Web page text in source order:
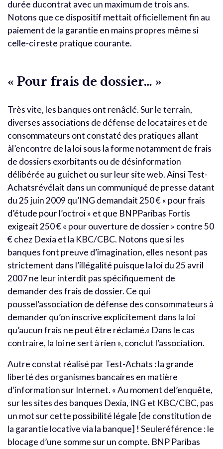
durée ducontrat avec un maximum de trois ans.
Notons que ce dispositif mettait officiellement fin au
paiement de la garantie en mains propres même si
celle-ci reste pratique courante.
« Pour frais de dossier… »
Très vite, les banques ont renâclé. Sur le terrain,
diverses associations de défense de locataires et de
consommateurs ont constaté des pratiques allant
àl’encontre de la loi sous la forme notamment de frais
de dossiers exorbitants ou de désinformation
délibérée au guichet ou sur leur site web. Ainsi Test-
Achatsrévélait dans un communiqué de presse datant
du 25 juin 2009 qu’ING demandait 250 € « pour frais
d’étude pour l’octroi » et que BNPParibas Fortis
exigeait 250 € « pour ouverture de dossier » contre 50
€ chez Dexia et la KBC/CBC. Notons que si les
banques font preuve d’imagination, elles nesont pas
strictement dans l’illégalité puisque la loi du 25 avril
2007 ne leur interdit pas spécifiquement de
demander des frais de dossier. Ce qui
poussel’association de défense des consommateurs à
demander qu’on inscrive explicitement dans la loi
qu’aucun frais ne peut être réclamé.« Dans le cas
contraire, la loi ne sert à rien », conclut l’association.
Autre constat réalisé par Test-Achats : la grande
liberté des organismes bancaires en matière
d’information sur Internet. « Au moment del’enquête,
sur les sites des banques Dexia, ING et KBC/CBC, pas
un mot sur cette possibilité légale [de constitution de
la garantie locative via la banque] ! Seuleréférence : le
blocage d’une somme sur un compte. BNP Paribas